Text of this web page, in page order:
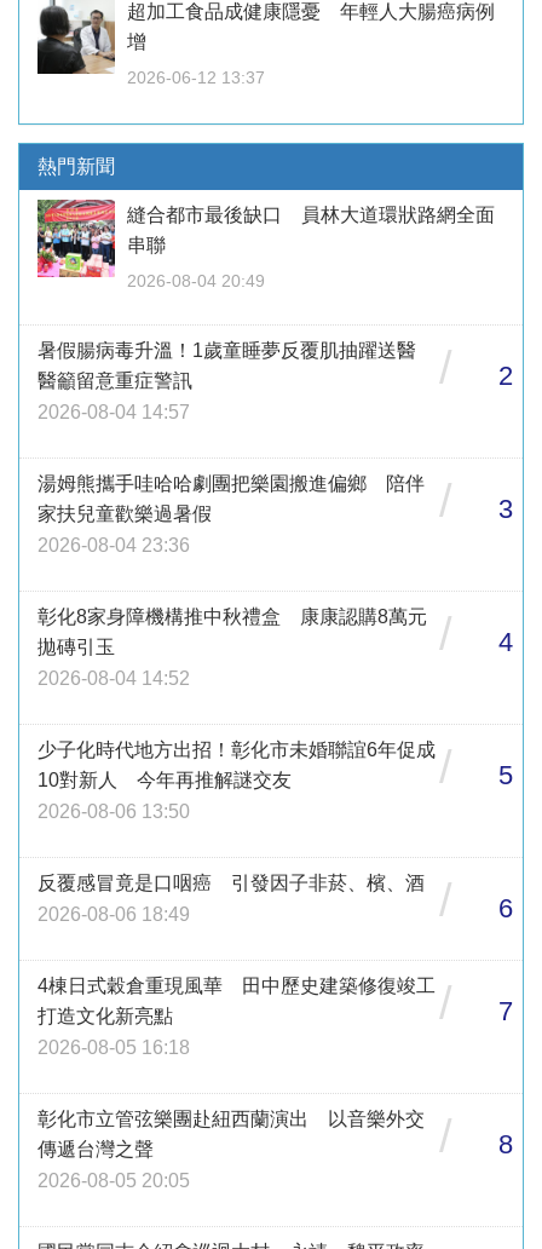
超加工食品成健康隱憂 年輕人大腸癌病例
增
2026-06-12 13:37
熱門新聞
縫合都市最後缺口 員林大道環狀路網全面
串聯
2026-08-04 20:49
暑假腸病毒升溫！1歲童睡夢反覆肌抽躍送醫
醫籲留意重症警訊
2026-08-04 14:57
/ 2
湯姆熊攜手哇哈哈劇團把樂園搬進偏鄉 陪伴
家扶兒童歡樂過暑假
2026-08-04 23:36
/ 3
彰化8家身障機構推中秋禮盒 康康認購8萬元
拋磚引玉
2026-08-04 14:52
/ 4
少子化時代地方出招！彰化市未婚聯誼6年促成
10對新人 今年再推解謎交友
2026-08-06 13:50
/ 5
反覆感冒竟是口咽癌 引發因子非菸、檳、酒
2026-08-06 18:49
/ 6
4棟日式穀倉重現風華 田中歷史建築修復竣工
打造文化新亮點
2026-08-05 16:18
/ 7
彰化市立管弦樂團赴紐西蘭演出 以音樂外交
傳遞台灣之聲
2026-08-05 20:05
/ 8